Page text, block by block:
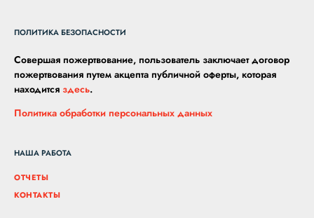
НАША РАБОТА
ОТЧЕТЫ
КОНТАКТЫ
ПОЛИТИКА БЕЗОПАСНОСТИ
Совершая пожертвование, пользователь заключает договор
пожертвования путем акцепта публичной оферты, которая
находится здесь.
Политика обработки персональных данных